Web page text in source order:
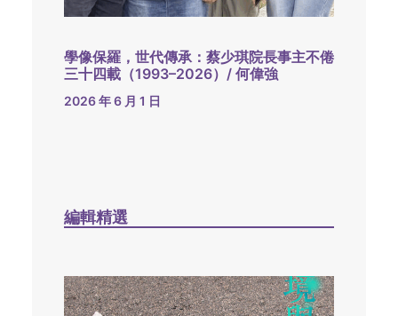
學像保羅，世代傳承：蔡少琪院長事主不倦
三十四載（1993–2026）/ 何偉強
2026 年 6 月 1 日
編輯精選